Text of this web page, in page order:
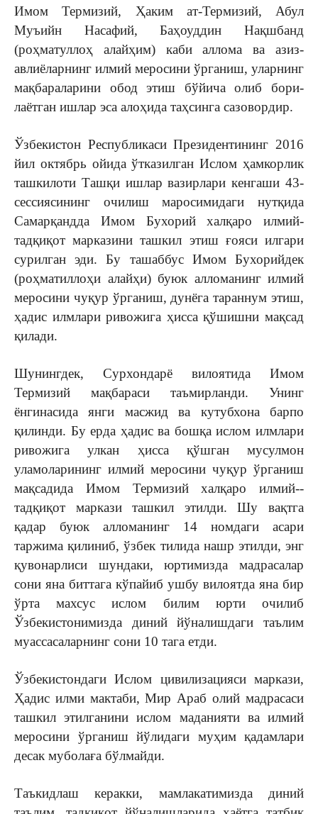
Имом ­Термизий, Ҳаким ат-Термизий, Абул
Муъийн Насафий, ­Баҳоуддин Нақшбанд
(роҳматуллоҳ алайҳим) каби аллома ва азиз-
авлиёларнинг илмий меросини ўрганиш, уларнинг
мақбараларини обод этиш бўйича олиб бори­
лаётган ишлар эса алоҳида таҳсинга сазовордир.
Ўзбекистон Республикаси Президентининг 2016
йил октябрь ойида ўтказилган Ислом ҳамкорлик
ташкилоти Ташқи ишлар вазирлари кенгаши 43-
сессиясининг очилиш маросимидаги нутқида
Самарқандда Имом Бухорий халқаро илмий-
тадқиқот марказини ташкил этиш ғояси илгари
сурилган эди. Бу ташаббус Имом Бухорийдек
(роҳматиллоҳи алайҳи) буюк алломанинг илмий
меросини чуқур ўрганиш, ­дунёга тараннум этиш,
ҳадис илмлари ривожига ҳисса қўшишни мақсад
қилади.
Шунингдек, Сурхондарё вилоятида Имом
Термизий мақбараси таъмирланди. Унинг
ёнгинасида янги масжид ва кутубхона барпо
қилинди. Бу ерда ҳадис ва бошқа ислом илмлари
ривожига улкан ҳисса қўшган мусулмон
уламоларининг илмий меросини чуқур ўрганиш
мақсадида Имом Термизий халқаро илмий-­
тадқиқот маркази ташкил этилди. Шу вақтга
қадар буюк алломанинг 14 номдаги асари
таржима қилиниб, ўзбек тилида нашр этилди, энг
қувонарлиси шундаки, юртимизда мадрасалар
сони яна биттага кўпайиб ушбу вилоятда яна бир
ўрта махсус ислом билим юрти очилиб
Ўзбекистонимизда диний йўналишдаги таълим
муассасаларнинг сони 10 тага етди.
Ўзбекистондаги Ислом цивилизацияси маркази,
Ҳадис илми мактаби, Мир Араб олий мадрасаси
ташкил этилганини ислом маданияти ва илмий
меросини ўрганиш йўлидаги муҳим қадамлари
десак муболаға бўлмайди.
Таъкидлаш керакки, мамлакатимизда диний